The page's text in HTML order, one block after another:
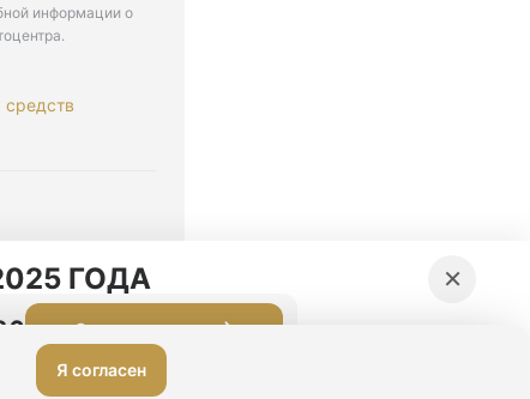
информации о
средств
Я согласен
ГОДА
Оставить заявку
×